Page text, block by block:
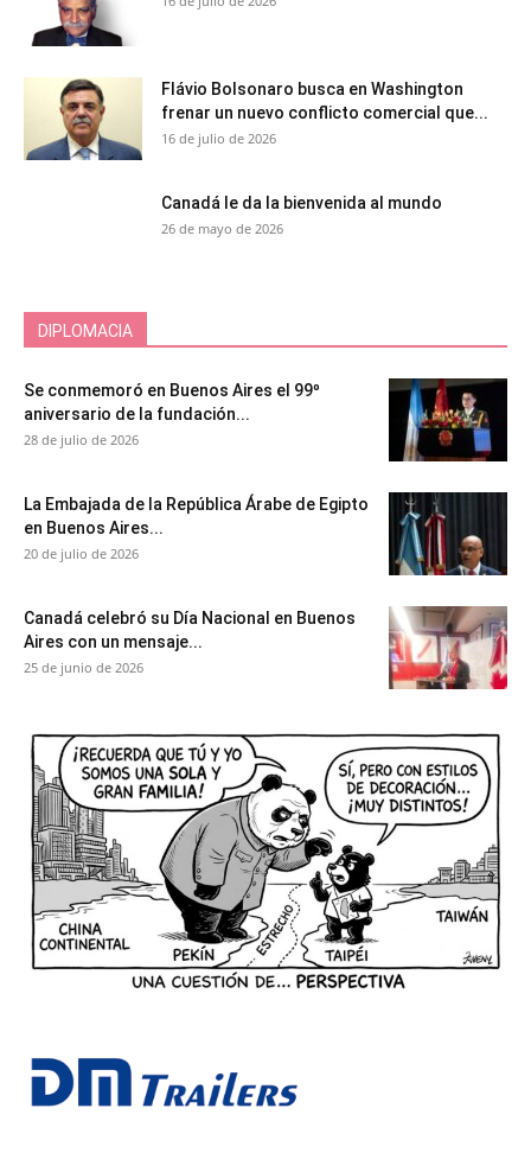
Flávio Bolsonaro busca en Washington
frenar un nuevo conflicto comercial que...
16 de julio de 2026
Canadá le da la bienvenida al mundo
26 de mayo de 2026
DIPLOMACIA
Se conmemoró en Buenos Aires el 99º
aniversario de la fundación...
28 de julio de 2026
La Embajada de la República Árabe de Egipto
en Buenos Aires...
20 de julio de 2026
Canadá celebró su Día Nacional en Buenos
Aires con un mensaje...
25 de junio de 2026